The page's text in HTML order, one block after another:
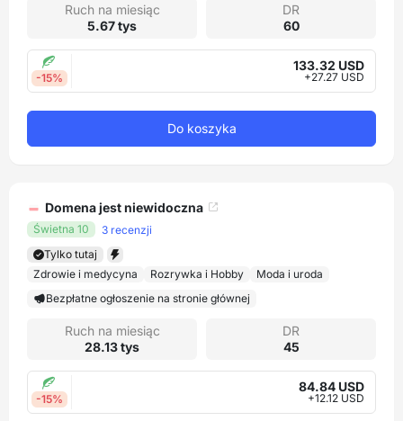
Ruch na miesiąc
5.67 tys
DR
60
-15%
133.32 USD
+27.27 USD
Do koszyka
Domena jest niewidoczna
Świetna 10
3 recenzji
Tylko tutaj
Zdrowie i medycyna
Rozrywka i Hobby
Moda i uroda
Bezpłatne ogłoszenie na stronie głównej
Ruch na miesiąc
28.13 tys
DR
45
-15%
84.84 USD
+12.12 USD